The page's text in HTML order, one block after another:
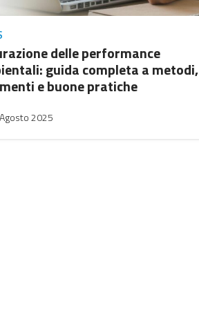
delle performance
guida completa a metodi,
e buone pratiche
2025